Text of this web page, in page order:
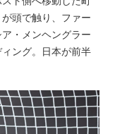
頭で触り、ファー
・メンヘングラー
ング。日本が前半